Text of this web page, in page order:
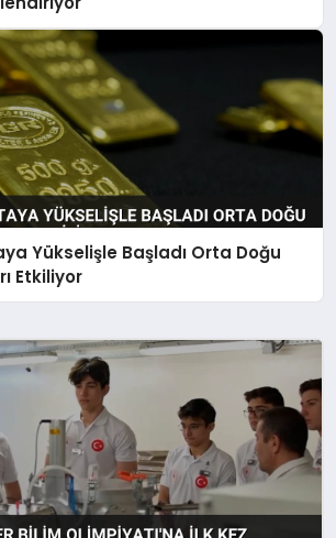
Yükselişle Başladı Orta Doğu
Etkiliyor